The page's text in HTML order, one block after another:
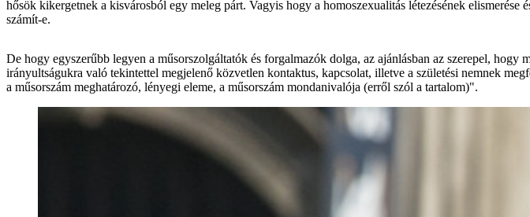
hősök kikergetnek a kisvárosból egy meleg párt. Vagyis hogy a homoszexualitás létezésének
számít-e.
De hogy egyszerűbb legyen a műsorszolgáltatók és forgalmazók dolga, az ajánlásban az szerepel,
irányultságukra való tekintettel megjelenő közvetlen kontaktus, kapcsolat, illetve a születési nemnek
a műsorszám meghatározó, lényegi eleme, a műsorszám mondanivalója (erről szól a tartalom)".